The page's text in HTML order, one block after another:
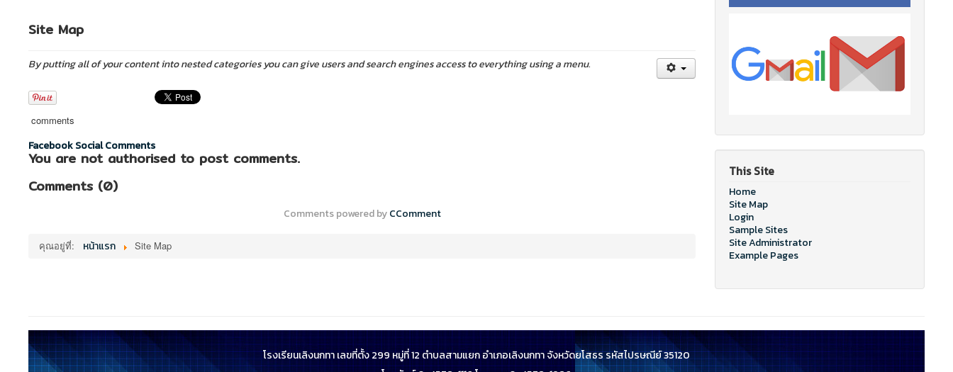
Site Map
By putting all of your content into nested categories you can give users and search engines access to everything using a menu.
comments
Facebook Social Comments
You are not authorised to post comments.
Comments (0)
Comments powered byCComment
คุณอยู่ที่: หน้าแรก Site Map
This Site
Home
Site Map
Login
Sample Sites
Site Administrator
Example Pages
โรงเรียนเลิงนกทา เลขที่ตั้ง 299 หมู่ที่ 12 ตำบลสามแยก อำเภอเลิงนกทา จังหวัดยโสธร รหัสไปรษณีย์ 35120